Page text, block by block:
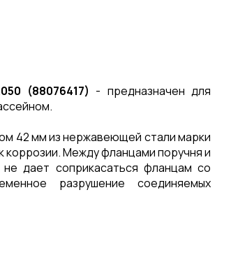
(88076417) - предназначен для
42 мм из нержавеющей стали марки
коррозии. Между фланцами поручня и
дает соприкасаться фланцам со
разрушение соединяемых